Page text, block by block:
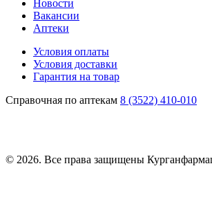
Новости
Вакансии
Аптеки
Условия оплаты
Условия доставки
Гарантия на товар
Справочная по аптекам 8 (3522) 410-010
© 2026. Все права защищены